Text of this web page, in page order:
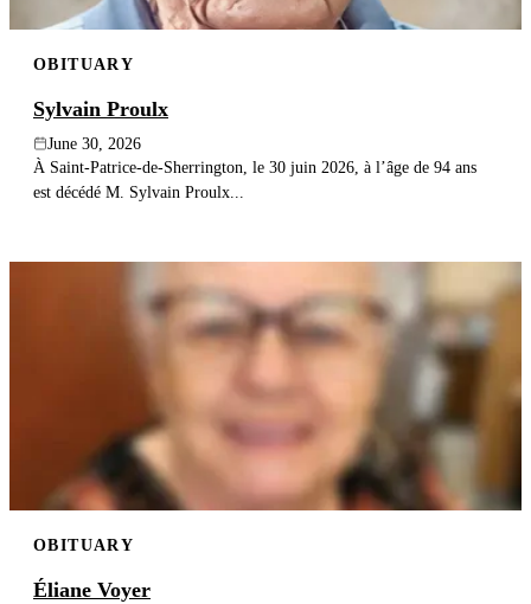
OBITUARY
Sylvain Proulx
June 30, 2026
À Saint-Patrice-de-Sherrington, le 30 juin 2026, à l’âge de 94 ans
est décédé M. Sylvain Proulx...
OBITUARY
Éliane Voyer